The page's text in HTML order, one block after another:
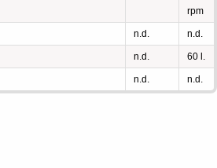
rpm
n.d. n.d.
n.d. 60 l.
n.d. n.d.